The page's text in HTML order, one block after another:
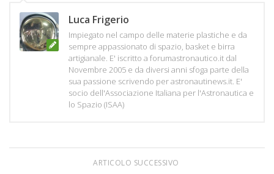
Luca Frigerio
Impiegato nel campo delle materie plastiche e da
sempre appassionato di spazio, basket e birra
artigianale. E' iscritto a forumastronautico.it dal
Novembre 2005 e da diversi anni sfoga parte della
sua passione scrivendo per astronautinews.it. E'
socio dell'Associazione Italiana per l'Astronautica e
lo Spazio (ISAA)
ARTICOLO SUCCESSIVO